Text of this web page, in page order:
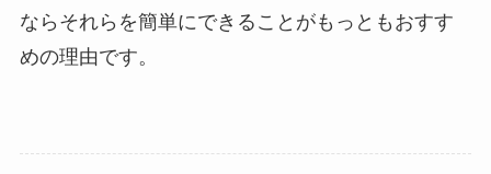
ならそれらを簡単にできることがもっともおすす
めの理由です。